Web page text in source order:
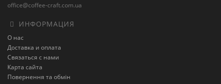
office@coffee-craft.com.ua
ИНФОРМАЦИЯ
О нас
Доставка и оплата
Связаться с нами
Карта сайта
Повернення та обмін